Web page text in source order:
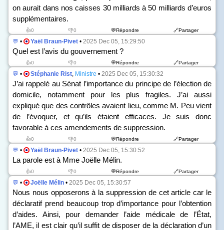
on aurait dans nos caisses 30 milliards à 50 milliards d’euros
supplémentaires.
👍0 👎0 💬Répondre 🔗Partager
💬 • Yaël Braun-Pivet • 2025 Dec 05, 15:29:50
Quel est l’avis du gouvernement ?
👍0 👎0 💬Répondre 🔗Partager
💬 • Stéphanie Rist, Ministre • 2025 Dec 05, 15:30:32
J’ai rappelé au Sénat l’importance du principe de l’élection de
domicile, notamment pour les plus fragiles. J’ai aussi
expliqué que des contrôles avaient lieu, comme M. Peu vient
de l’évoquer, et qu’ils étaient efficaces. Je suis donc
favorable à ces amendements de suppression.
👍0 👎0 💬Répondre 🔗Partager
💬 • Yaël Braun-Pivet • 2025 Dec 05, 15:30:52
La parole est à Mme Joëlle Mélin.
👍0 👎0 💬Répondre 🔗Partager
💬 • Joëlle Mélin • 2025 Dec 05, 15:30:57
Nous nous opposerons à la suppression de cet article car le
déclaratif prend beaucoup trop d’importance pour l’obtention
d’aides. Ainsi, pour demander l’aide médicale de l’État,
l’AME, il est clair qu’il suffit de disposer de la déclaration d’un